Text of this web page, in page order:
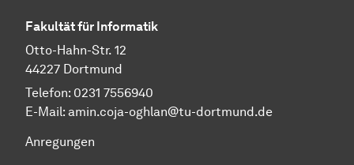
Fakultät für Informatik
Otto-Hahn-Str. 12
44227 Dortmund
Telefon: 0231 7556940
E-Mail: amin.coja-oghlan@tu-dortmund.de
Anregungen